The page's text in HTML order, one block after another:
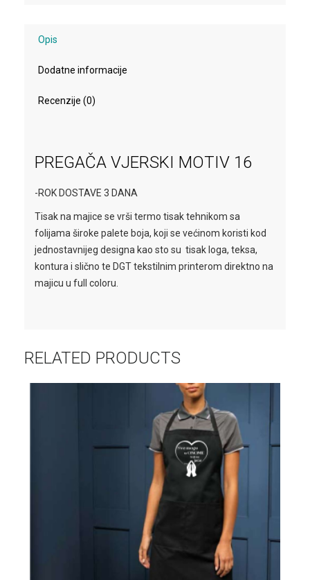
Opis
Dodatne informacije
Recenzije (0)
PREGAČA VJERSKI MOTIV 16
-ROK DOSTAVE 3 DANA
Tisak na majice se vrši termo tisak tehnikom sa
folijama široke palete boja, koji se većinom koristi kod
jednostavnijeg designa kao sto su tisak loga, teksa,
kontura i slično te DGT tekstilnim printerom direktno na
majicu u full coloru.
RELATED PRODUCTS